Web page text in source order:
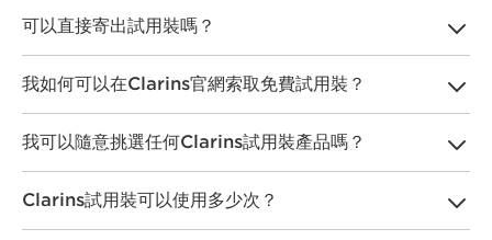
可以直接寄出試用裝嗎？
我們無法直接將試用裝郵寄給您，
不過，您可以透過以下方式了解我們的產品：
• Clarins的授權商家（專門店、美妍中心或專櫃）。若要尋找
最就近的門店位置，請按此處。
• 在Clarins官網內，當您為任何訂單結帳時，我們都會送出4
我如何可以在Clarins官網索取免費試用裝？
當您在Clarins網站上完成購物後，點擊購物車便可以挑選最多
4件免費試用裝。
我可以隨意挑選任何Clarins試用裝產品嗎？
我們的護膚品目錄有高達120款試用裝，讓您在結帳時從中挑
選。
Clarins試用裝可以使用多少次？